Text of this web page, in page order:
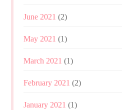
June 2021 (2)
May 2021 (1)
March 2021 (1)
February 2021 (2)
January 2021 (1)